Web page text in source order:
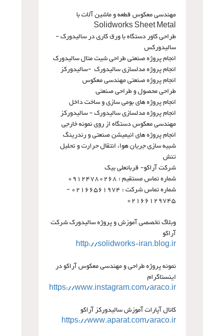
مهندسی معکوس قطعه و ماشین آلات با
Solidworks Sheet Metal
طراحی کاور دستگاه با ورق کاری در سالیدورک -
سالیدورکس
انجام پروژه صنعتی طراحی شیت متال سالیدورک
انجام پروژه مدلسازی سالیدورک -سالیدورکز
انجام پروژه صنعتی مهندسی معکوس
طراحی محصول و طراحی صنعتی
انجام پروژه های بومی سازی و ساخت داخل
انجام پروژه مدلسازی سالیدورک - سالیدورکز
مهندسی معکوس دستگاه از روی نمونه خارجی
انجام پروژه های انیمیشن صنعتی و رندرینگ
شبیه سازی جریان هوا، انتقال حرارت و تحلیل
تنش
شرکت آراکو- قربانعلی بیک
شماره تماس مستقیم : 09124780268
شماره تماس شرکت : 02166561974 -
02166129745
وبلاگ تخصصی آموزش و پروژه سالیدورک شرکت
آراکو
http://solidworks-iran.blog.ir
نمونه پروژه طراحی و مهندسی معکوس آراکو در
اینستاگرام
https://www.instagram.com/araco.ir
کانال آپارات آموزش سالیدورکز آراکو
https://www.aparat.com/araco.ir